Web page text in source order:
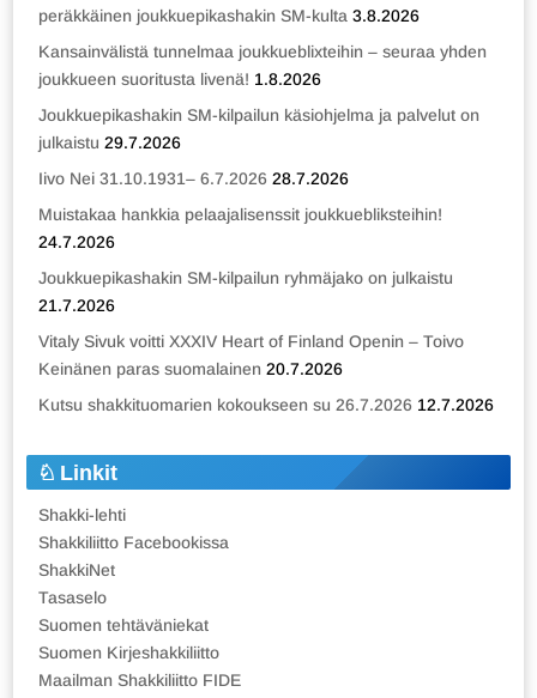
peräkkäinen joukkuepikashakin SM-kulta 3.8.2026
Kansainvälistä tunnelmaa joukkueblixteihin – seuraa yhden
joukkueen suoritusta livenä! 1.8.2026
Joukkuepikashakin SM-kilpailun käsiohjelma ja palvelut on
julkaistu 29.7.2026
Iivo Nei 31.10.1931– 6.7.2026 28.7.2026
Muistakaa hankkia pelaajalisenssit joukkuebliksteihin!
24.7.2026
Joukkuepikashakin SM-kilpailun ryhmäjako on julkaistu
21.7.2026
Vitaly Sivuk voitti XXXIV Heart of Finland Openin – Toivo
Keinänen paras suomalainen 20.7.2026
Kutsu shakkituomarien kokoukseen su 26.7.2026 12.7.2026
Linkit
Shakki-lehti
Shakkiliitto Facebookissa
ShakkiNet
Tasaselo
Suomen tehtäväniekat
Suomen Kirjeshakkiliitto
Maailman Shakkiliitto FIDE